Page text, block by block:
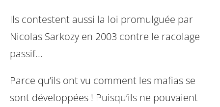
Ils contestent aussi la loi promulguée par
Nicolas Sarkozy en 2003 contre le racolage
passif...
Parce qu’ils ont vu comment les mafias se
sont développées ! Puisqu’ils ne pouvaient